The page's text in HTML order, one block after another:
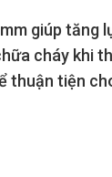
giúp tăng
cháy khi
thuận tiện